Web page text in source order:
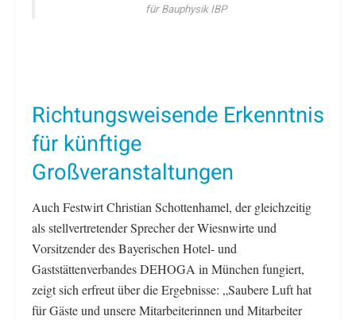
für Bauphysik IBP
Richtungsweisende Erkenntnis
für künftige
Großveranstaltungen
Auch Festwirt Christian Schottenhamel, der gleichzeitig
als stellvertretender Sprecher der Wiesnwirte und
Vorsitzender des Bayerischen Hotel- und
Gaststättenverbandes DEHOGA in München fungiert,
zeigt sich erfreut über die Ergebnisse: „Saubere Luft hat
für Gäste und unsere Mitarbeiterinnen und Mitarbeiter